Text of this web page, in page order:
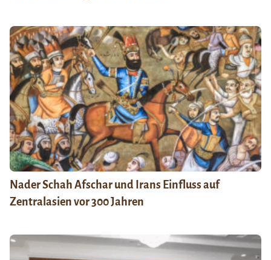
Nader Schah Afschar und Irans Einfluss auf
Zentralasien vor 300 Jahren